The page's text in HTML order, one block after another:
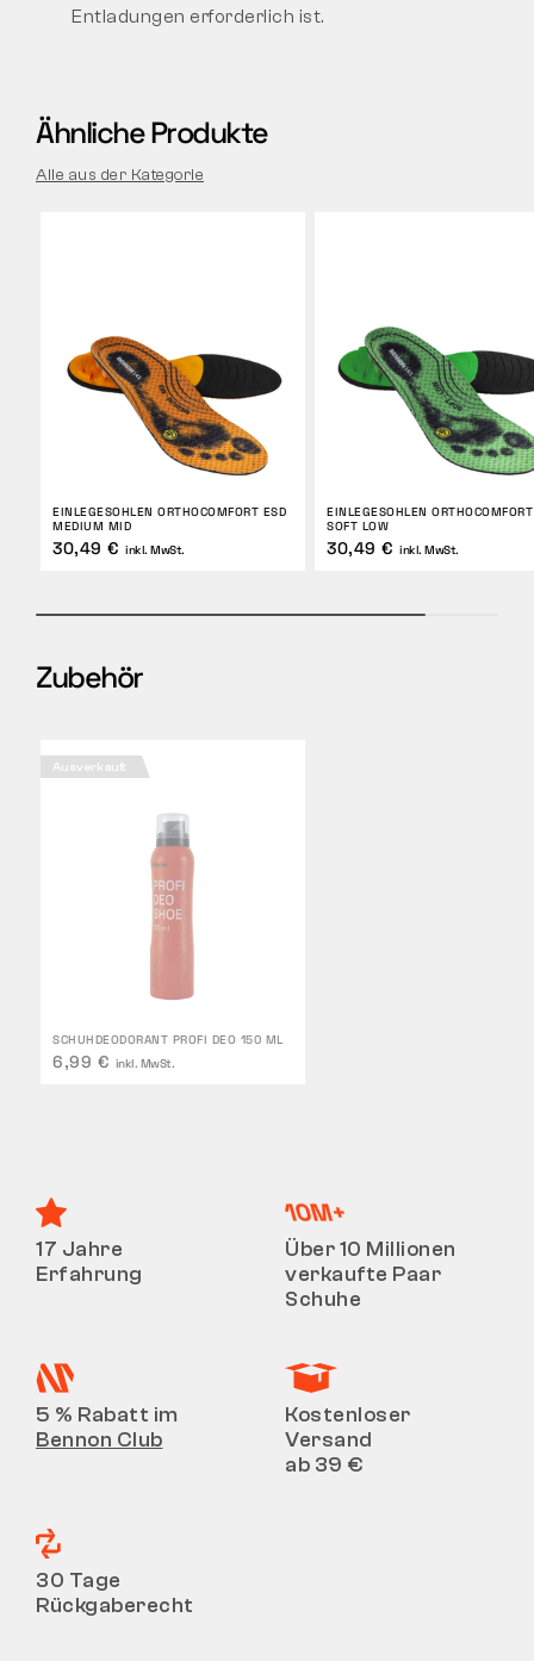
Entladungen erforderlich ist.
Ähnliche Produkte
Alle aus der Kategorie
EINLEGESOHLEN ORTHOCOMFORT ESD
MEDIUM MID
30,49 € inkl. MwSt.
EINLEGESOHLEN
SOFT LOW
30,49 € inkl. MwSt.
Zubehör
Ausverkauft
SCHUHDEODORANT PROFI DEO 150 ML
6,99 € inkl. MwSt.
17 Jahre
Erfahrung
Über 10 Millionen
verkaufte Paar
Schuhe
5 % Rabatt im
Bennon Club
Kostenloser
Versand
ab 39 €
30 Tage
Rückgaberecht